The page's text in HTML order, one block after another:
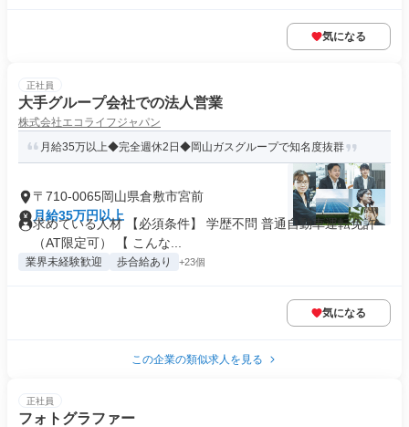
気になる
正社員
大手グループ会社での法人営業
株式会社エコライフジャパン
月給35万以上◆完全週休2日◆岡山ガスグループで知名度抜群
〒710-0065岡山県倉敷市宮前
月給35万円以上
求めている人材 【必須条件】 学歴不問 普通自動車運転免許
（AT限定可） 【 こんな...
業界未経験歓迎 歩合給あり +23個
気になる
この企業の類似求人を見る
正社員
フォトグラファー